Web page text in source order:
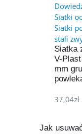
Siatki
Siatki
stali
Siatka
V-
mm
37,04zł
Jak